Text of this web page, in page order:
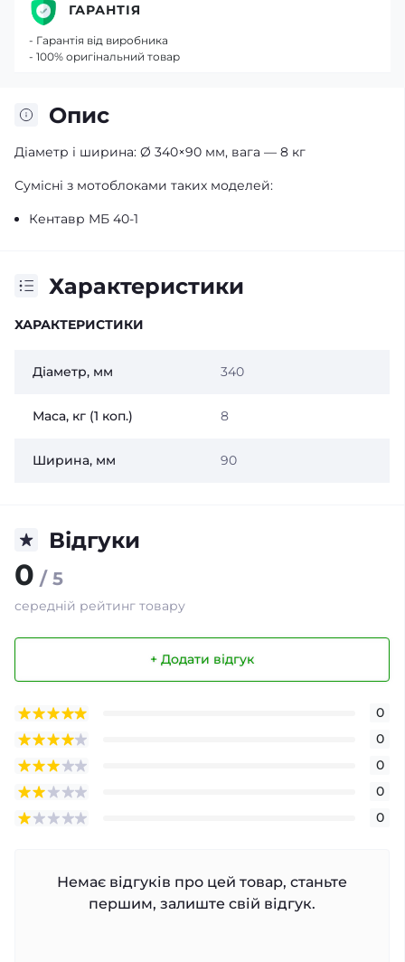
Опис
Діаметр і ширина: Ø 340×90 мм, вага — 8 кг
Сумісні з мотоблоками таких моделей:
Кентавр МБ 40-1
Характеристики
ХАРАКТЕРИСТИКИ
Діаметр, мм 340
Маса, кг (1 коп.) 8
Ширина, мм 90
Відгуки
0 / 5
середній рейтинг товару
+ Додати відгук
0
0
0
0
0
Немає відгуків про цей товар, станьте
першим, залиште свій відгук.
ГАРАНТІЯ
- Гарантія від виробника
- 100% оригінальний товар